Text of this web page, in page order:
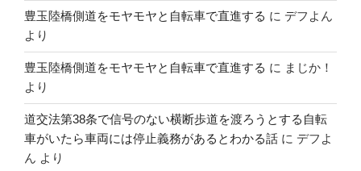
豊玉陸橋側道をモヤモヤと自転車で直進する に デフよん
より
豊玉陸橋側道をモヤモヤと自転車で直進する に まじか！
より
道交法第38条で信号のない横断歩道を渡ろうとする自転
車がいたら車両には停止義務があるとわかる話 に デフよ
ん より